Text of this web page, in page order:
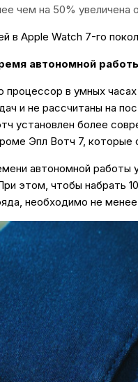
чем на 50%
в Apple Watch 7-го
автономной
процессор в умных
и не рассчитаны на
установлен более
Эпл Вотч 7,
автономной работы
этом, чтобы набрать
необходимо не